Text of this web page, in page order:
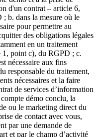
d'un contrat – article 6,
b. dans la mesure où le
pour permettre au
des obligations légales
en un traitement
1, point c), du RGPD ; c.
nécessaire aux fins
responsable du traitement,
nécessaires et la faire
de services d’information
démo conclu, la
ou le marketing direct du
de contact avec vous,
par une demande de
et par le champ d’activité